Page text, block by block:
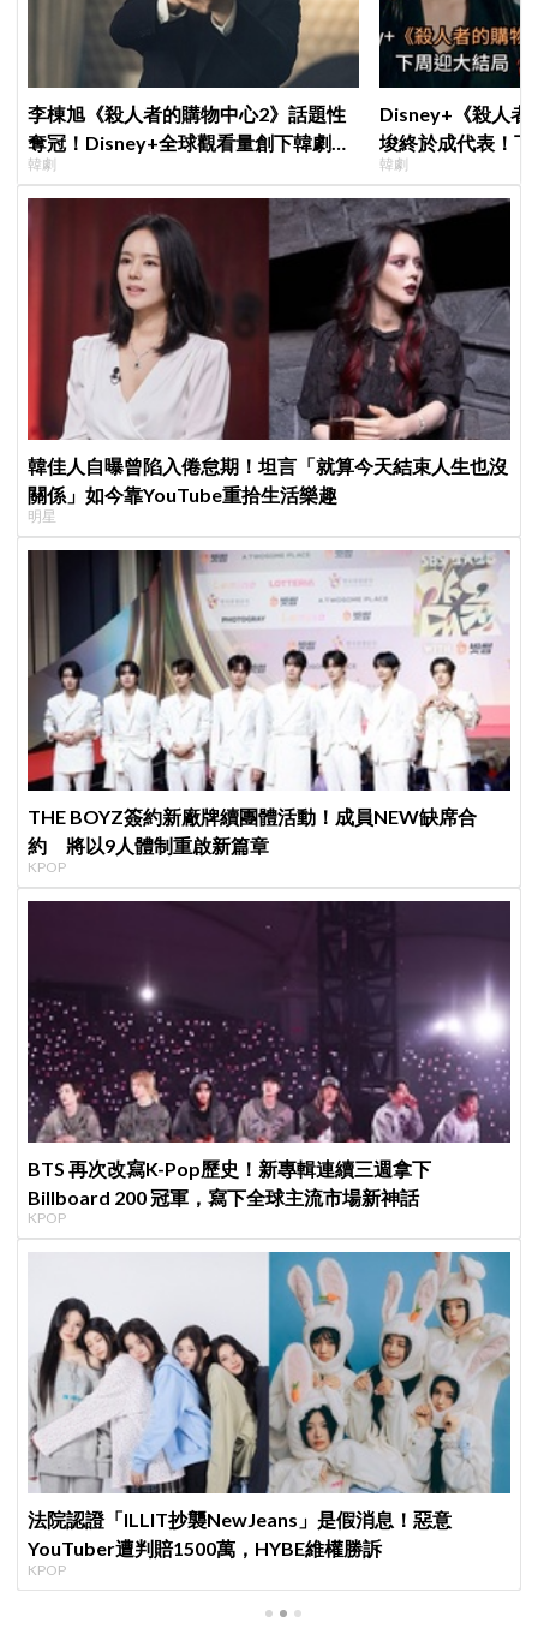
李棟旭《殺人者的購物中心2》話題性
奪冠！Disney+全球觀看量創下韓劇新
紀錄
韓劇
Disney+《殺人者
埈終於成代表！
現成最大伏筆
韓劇
韓佳人自曝曾陷入倦怠期！坦言「就算今天結束人生也沒
關係」如今靠YouTube重拾生活樂趣
明星
THE BOYZ簽約新廠牌續團體活動！成員NEW缺席合
約 將以9人體制重啟新篇章
KPOP
BTS 再次改寫K-Pop歷史！新專輯連續三週拿下
Billboard 200 冠軍，寫下全球主流市場新神話
KPOP
法院認證「ILLIT抄襲NewJeans」是假消息！惡意
YouTuber遭判賠1500萬，HYBE維權勝訴
KPOP